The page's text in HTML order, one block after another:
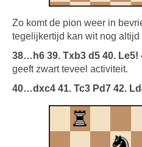
Zo komt de pion weer in
tegelijkertijd kan wit nog
38…h6 39. Txb3 d5 40. Le5!
geeft zwart teveel activiteit.
40…dxc4 41. Tc3 Pd7 42.